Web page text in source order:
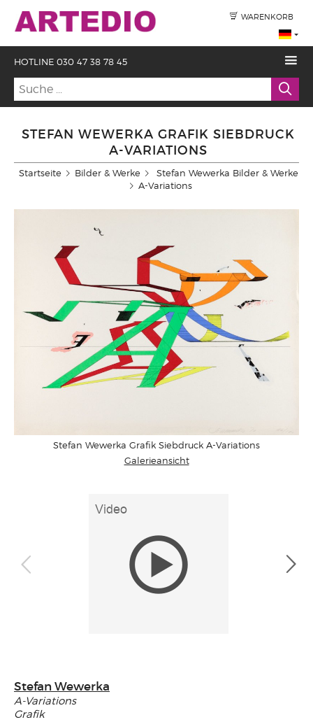
WARENKORB
HOTLINE 030 47 38 78 45
STEFAN WEWERKA GRAFIK SIEBDRUCK
A-VARIATIONS
Startseite Bilder & Werke
Stefan Wewerka Bilder & Werke
A-Variations
Stefan Wewerka Grafik Siebdruck A-Variations
Galerieansicht
Stefan Wewerka
A-Variations
Grafik